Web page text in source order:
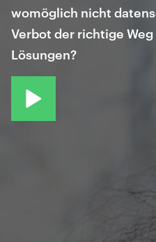
womöglich nicht
Verbot der richtige
Lösungen?